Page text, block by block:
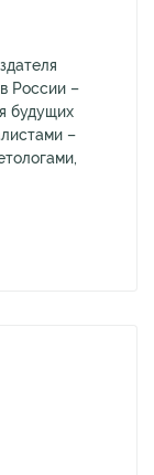
России –
будущих
–